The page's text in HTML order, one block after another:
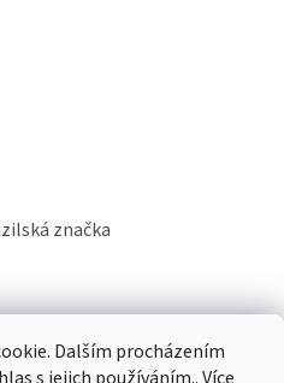
Dalším procházením
značka